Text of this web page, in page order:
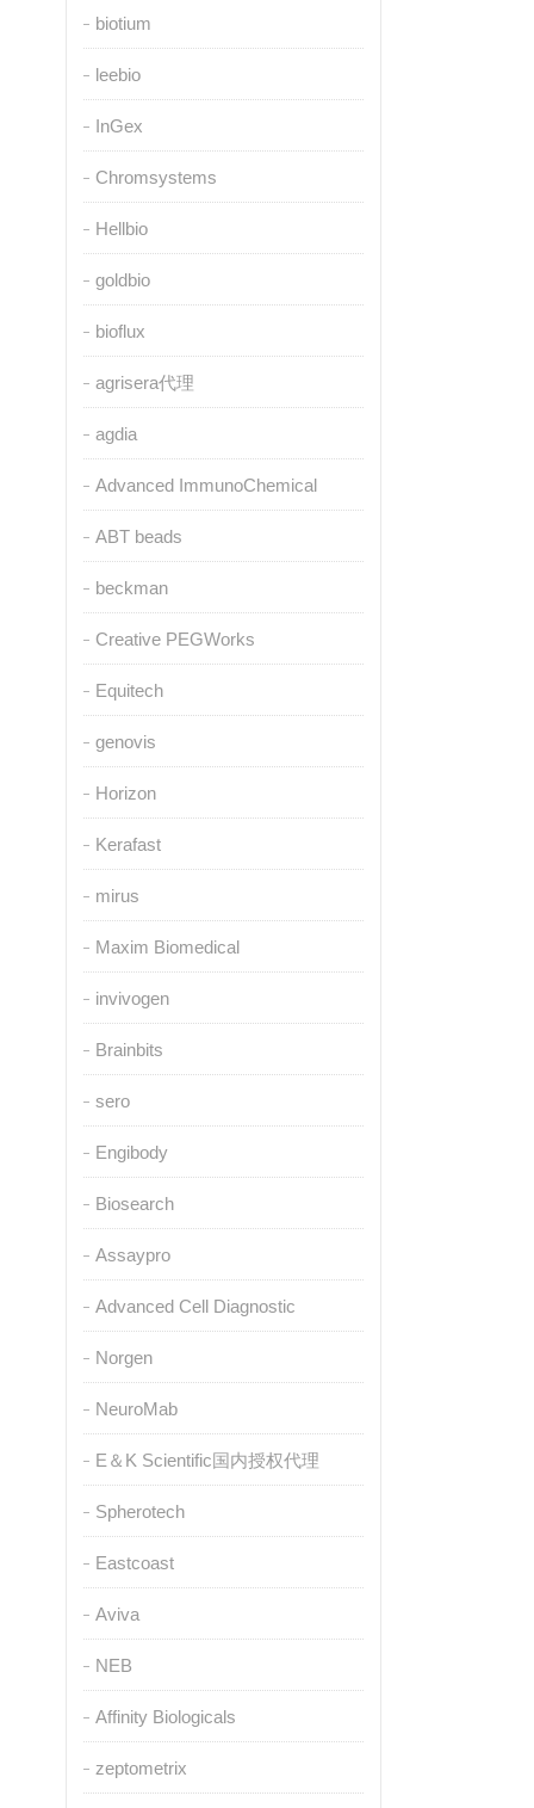
biotium
leebio
InGex
Chromsystems
Hellbio
goldbio
bioflux
agrisera代理
agdia
Advanced ImmunoChemical
ABT beads
beckman
Creative PEGWorks
Equitech
genovis
Horizon
Kerafast
mirus
Maxim Biomedical
invivogen
Brainbits
sero
Engibody
Biosearch
Assaypro
Advanced Cell Diagnostic
Norgen
NeuroMab
E＆K Scientific国内授权代理
Spherotech
Eastcoast
Aviva
NEB
Affinity Biologicals
zeptometrix